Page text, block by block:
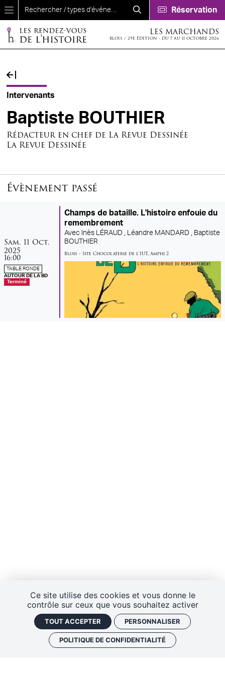
Ce site utilise des cookies et vous donne le
contrôle sur ceux que vous souhaitez activer
TOUT ACCEPTER PERSONNALISER
POLITIQUE DE CONFIDENTIALITÉ
Aller au contenu principal
Réservation
LES MARCHANDS
BLOIS / 29E ÉDITION - DU 7 AU 11 OCTOBRE 2026
Fil d'Ariane
Intervenants
Baptiste BOUTHIER
Rédacteur en chef de La Revue Dessinée
La Revue Dessinée
Évènement passé
samedi
Sam. 11 octobre
Oct.
2025
16:00
TABLE RONDE
AUTOUR DE LA BD
Terminé
Champs de bataille. L'histoire enfouie du
remembrement
Avec Inès LÉRAUD , Léandre MANDARD ,
Baptiste
BOUTHIER
Blois • Site Chocolaterie de l'IUT, Amphi 2